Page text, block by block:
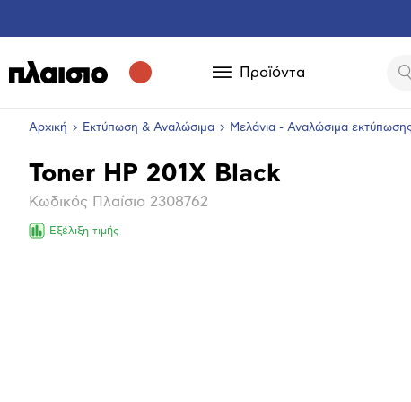
Προϊόντα
Αρχική Εκτύπωση & Αναλώσιμα Μελάνια - Αναλώσιμα
Βασικά
χαρακτηριστικά
Toner HP 201X Black
Κωδικός Πλαίσιο 2308762
Εξέλιξη τιμής